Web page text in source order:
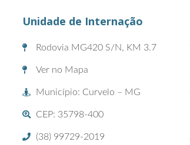
Unidade de Internação
Rodovia MG420 S/N, KM 3.7
Ver no Mapa
Município: Curvelo – MG
CEP: 35798-400
(38) 99729-2019